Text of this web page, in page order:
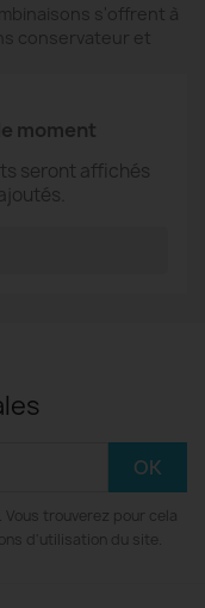
s'offrent à
conservateur et
moment
seront affichés
trouverez pour cela
d'utilisation du site.